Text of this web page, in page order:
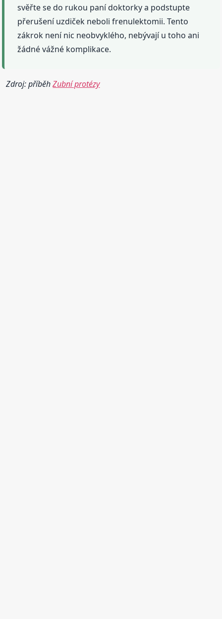
svěřte se do rukou paní doktorky a podstupte
přerušení uzdiček neboli frenulektomii. Tento
zákrok není nic neobvyklého, nebývají u toho ani
žádné vážné komplikace.
Zdroj: příběhZubní protézy